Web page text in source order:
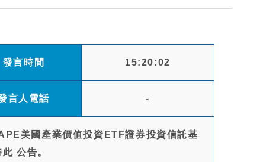
發言時間 15:20:02
言人電話 -
美國產業價值投資ETF證券投資信託基
公告。